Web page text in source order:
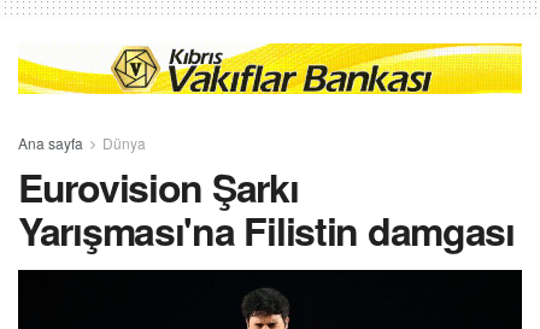
Ana sayfa Dünya
Eurovision Şarkı
Yarışması'na Filistin damgası